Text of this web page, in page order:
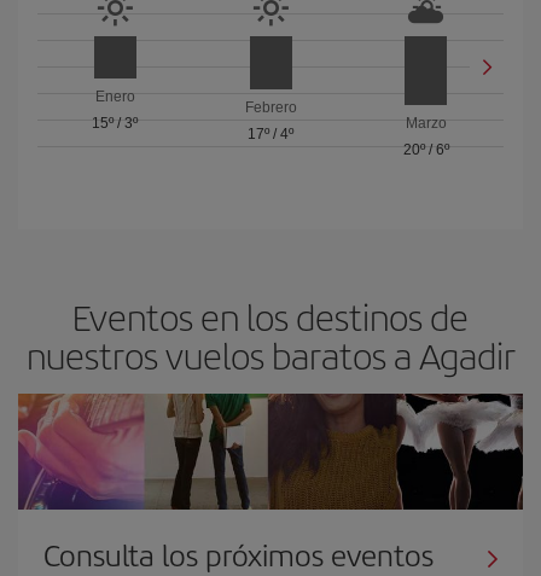
Enero
15º/3º
Febrero
17º / 4º
Marzo
20º/ 6º
Eventos en los destinos de
nuestros vuelos baratos a Agadir
Consulta los próximos eventos